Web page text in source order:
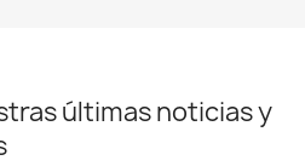
últimas noticias y